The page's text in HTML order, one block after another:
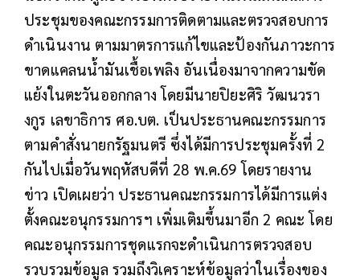
ประชุมของคณะกรรมการติดตามและตรวจสอบการ
ดำเนินงาน ตามมาตรการแก้ไขและป้องกันภาวะการ
ขาดแคลนน้ำมันเชื้อเพลิง อันเนื่องมาจากความขัด
แย้งในตะวันออกกลาง โดยมีนายปิยะศิริ วัฒนวรา
งกูร เลขาธิการ ศอ.บต. เป็นประธานคณะกรรมการ
ตามคำสั่งนายกรัฐมนตรี ซึ่งได้มีการประชุมครั้งที่ 2
กันไปเมื่อวันพฤหัสบดีที่ 28 พ.ค.69 โดยรายงาน
ข่าว เปิดเผยว่า ประธานคณะกรรมการได้มีการแต่ง
ตั้งคณะอนุกรรมการฯ เพิ่มเติมขึ้นมาอีก 2 คณะ โดย
คณะอนุกรรมการชุดแรกจะดำเนินการตรวจสอบ
รวบรวมข้อมูล รวมถึงวิเคราะห์ข้อมูลว่าในเรื่องของ